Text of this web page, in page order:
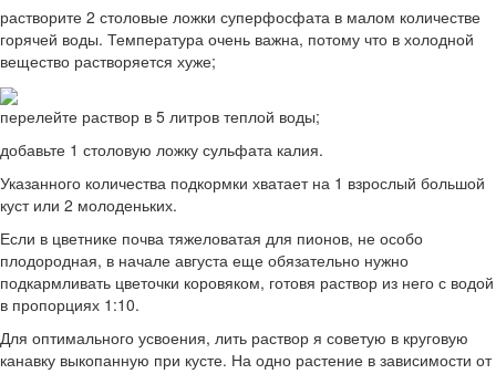
растворите 2 столовые ложки суперфосфата в малом количестве
горячей воды. Температура очень важна, потому что в холодной
вещество растворяется хуже;
перелейте раствор в 5 литров теплой воды;
добавьте 1 столовую ложку сульфата калия.
Указанного количества подкормки хватает на 1 взрослый большой
куст или 2 молоденьких.
Если в цветнике почва тяжеловатая для пионов, не особо
плодородная, в начале августа еще обязательно нужно
подкармливать цветочки коровяком, готовя раствор из него с водой
в пропорциях 1:10.
Для оптимального усвоения, лить раствор я советую в круговую
канавку выкопанную при кусте. На одно растение в зависимости от